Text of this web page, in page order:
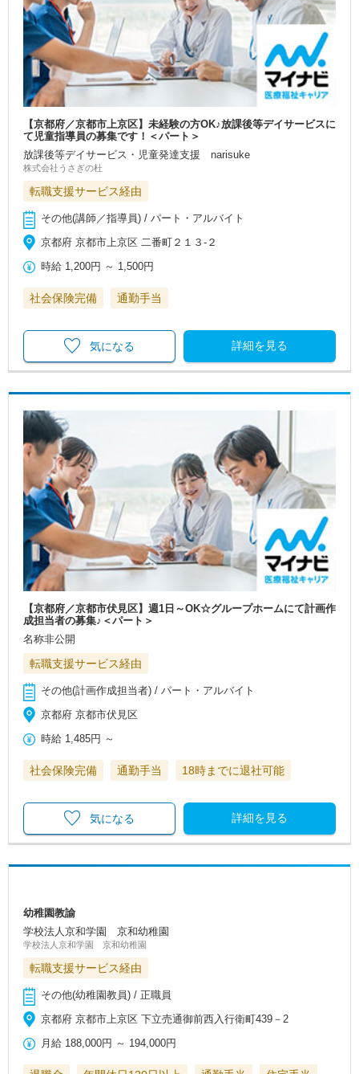
【京都府／京都市上京区】未経験の方OK♪放課後等デイサービスに
て児童指導員の募集です！＜パート＞
放課後等デイサービス・児童発達支援 narisuke
株式会社うさぎの杜
転職支援サービス経由
その他(講師／指導員) / パート・アルバイト
京都府 京都市上京区 二番町２１３-２
時給 1,200円 ～ 1,500円
社会保険完備 通勤手当
詳細を見る
気になる
【京都府／京都市伏見区】週1日～OK☆グループホームにて計画作
成担当者の募集♪＜パート＞
名称非公開
転職支援サービス経由
その他(計画作成担当者) / パート・アルバイト
京都府 京都市伏見区
時給 1,485円 ～
社会保険完備 通勤手当 18時までに退社可能
詳細を見る
気になる
幼稚園教諭
学校法人京和学園 京和幼稚園
学校法人京和学園 京和幼稚園
転職支援サービス経由
その他(幼稚園教員) / 正職員
京都府 京都市上京区 下立売通御前西入行衛町439－2
月給 188,000円 ～ 194,000円